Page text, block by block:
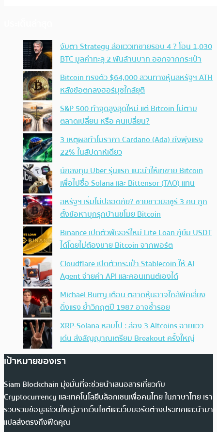
จับตา Strategy ส่อแววเทขายรอบ 4 ? โอน 1,030
BTC มูลค่าทะลุ 2 พันล้านบาท ออกจากกระเป๋า
Bitcoin ทรงตัว $64,000 สวนทางหุ้นสหรัฐฯ ATH
หลังข้อตกลงฮอร์มุซใกล้ยุติ
S&P 500 ทำจุดสูงสุดใหม่ แต่ Bitcoin ไม่ตาม
ตลาดเปลี่ยน หรือ คนเปลี่ยน?
3 เหตุผลทำไมราคา Cardano (Ada) ถึงพุ่งแรง
22% ในสัปดาห์เดียว
นักลงทุน Uber รุ่นแรก แนะนำให้เทขาย Bitcoin
เพื่อไปซื้อ Solana และ Bittensor (TAO) แทน
สหรัฐฯ เริ่มไม่ปลอดภัย? ชายชาวมิสซูรี 3 คน ถูก
ตั้งข้อหาบุกรุกบ้านขโมย Bitcoin
Binance เปิดตัวฟีเจอร์ใหม่ Lite Loan กู้ยืม USDT
ได้โดยไม่ต้องขาย Bitcoin จากพอร์ต
Cloudflare เปิดตัวกระเป๋า Stablecoin ให้ AI
Agent จ่ายค่า API และคอนเทนต์เองได้
Michael Burry เตือน ตลาดหุ้นอาจใกล้พีคเสี่ยง
ดิ่งแรง ย้ำวิกฤตปี 1987 อาจซ้ำรอย
XRP-Solana หลบไป : ส่อง 3 Altcoins ฉายแวว
เด่น ส่งสัญญาณเตรียม Breakout ครั้งใหญ่
เป้าหมายของเรา
Siam Blockchain มุ่งมั่นที่จะช่วยนำเสนอสารเกี่ยวกับ
Cryptocurrency และเทคโนโลยีบล็อกเชนเพื่อคนไทย ในภาษาไทย เรา
รวบรวมข้อมูลส่วนใหญ่จากเว็บไซต์และเว็บบอร์ดต่างประเทศและนำมา
แปลส่งตรงถึงฟีดคุณ